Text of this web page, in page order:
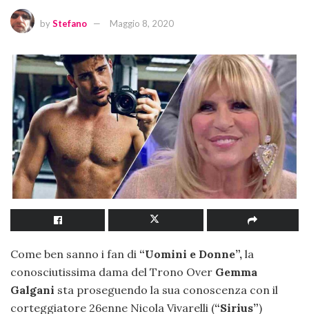
byStefano Maggio 8, 2020
Come ben sanno i fan di “Uomini e Donne”, la
conosciutissima dama del Trono Over Gemma
Galgani sta proseguendo la sua conoscenza con il
corteggiatore 26enne Nicola Vivarelli (“Sirius”)